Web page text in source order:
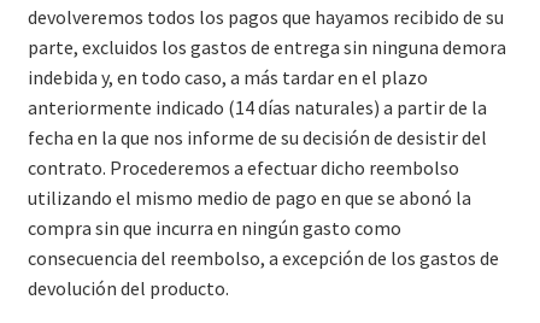
devolveremos todos los pagos que hayamos recibido de su
parte, excluidos los gastos de entrega sin ninguna demora
indebida y, en todo caso, a más tardar en el plazo
anteriormente indicado (14 días naturales) a partir de la
fecha en la que nos informe de su decisión de desistir del
contrato. Procederemos a efectuar dicho reembolso
utilizando el mismo medio de pago en que se abonó la
compra sin que incurra en ningún gasto como
consecuencia del reembolso, a excepción de los gastos de
devolución del producto.